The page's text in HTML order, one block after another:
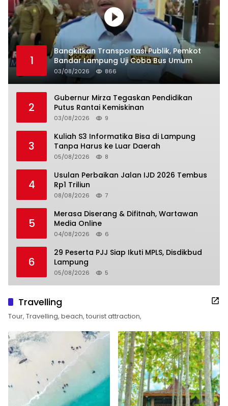
1
Bangkitkan Transportasi Publik, Pemkot
Bandar Lampung Uji Coba Bus Umum
03/08/2026 866
2
Gubernur Mirza Tegaskan Pendidikan
Putus Rantai Kemiskinan
03/08/2026 9
3
Kuliah S3 Informatika Bisa di Lampung
Tanpa Harus ke Luar Daerah
05/08/2026 8
4
Usulan Perbaikan Jalan IJD 2026 Tembus
Rp1 Triliun
08/08/2026 7
5
Merasa Diserang & Difitnah, Wartawan
Media Online
04/08/2026 6
6
29 Peserta PJJ Siap Ikuti MPLS, Disdikbud
Lampung
05/08/2026 5
Travelling
Tour, Travelling, beach, tourist attraction,